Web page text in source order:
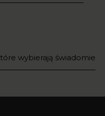
wybierają świadomie